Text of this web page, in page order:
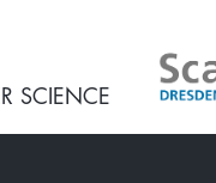
SCIENCE